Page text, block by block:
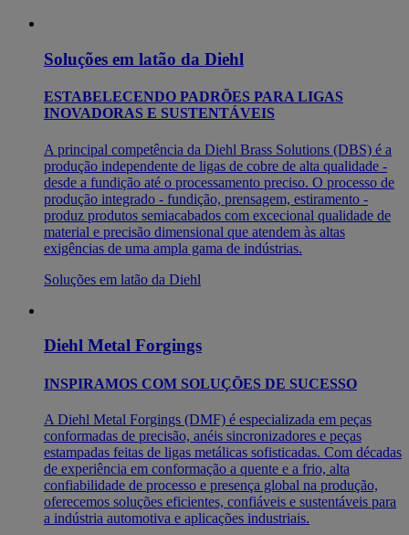
Soluções em latão da Diehl
ESTABELECENDO PADRÕES PARA LIGAS
INOVADORAS E SUSTENTÁVEIS
A principal competência da Diehl Brass Solutions (DBS) é a
produção independente de ligas de cobre de alta qualidade -
desde a fundição até o processamento preciso. O processo de
produção integrado - fundição, prensagem, estiramento -
produz produtos semiacabados com excecional qualidade de
material e precisão dimensional que atendem às altas
exigências de uma ampla gama de indústrias.
Soluções em latão da Diehl
Diehl Metal Forgings
INSPIRAMOS COM SOLUÇÕES DE SUCESSO
A Diehl Metal Forgings (DMF) é especializada em peças
conformadas de precisão, anéis sincronizadores e peças
estampadas feitas de ligas metálicas sofisticadas. Com décadas
de experiência em conformação a quente e a frio, alta
confiabilidade de processo e presença global na produção,
oferecemos soluções eficientes, confiáveis e sustentáveis para
a indústria automotiva e aplicações industriais.